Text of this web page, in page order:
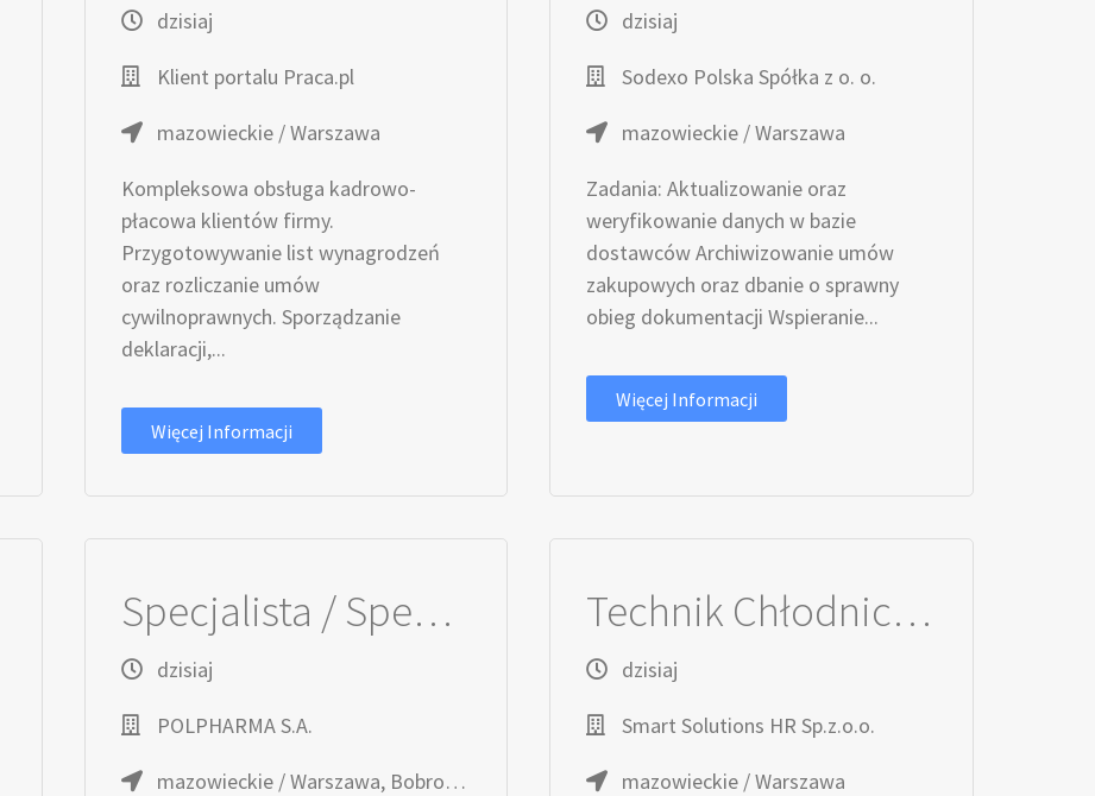
dzisiaj
Klient portalu Praca.pl
mazowieckie / Warszawa
Kompleksowa obsługa kadrowo-
płacowa klientów firmy.
Przygotowywanie list wynagrodzeń
oraz rozliczanie umów
cywilnoprawnych. Sporządzanie
deklaracji,...
Więcej Informacji
dzisiaj
Sodexo Polska Spółka z o. o.
mazowieckie / Warszawa
Zadania: Aktualizowanie oraz
weryfikowanie danych w bazie
dostawców Archiwizowanie umów
zakupowych oraz dbanie o sprawny
obieg dokumentacji Wspieranie...
Więcej Informacji
Specjalista / Specjalistka ds. Rejestracji Leków
dzisiaj
POLPHARMA S.A.
mazowieckie / Warszawa, Bobrowiecka
Technik Chłodnictwa
dzisiaj
Smart Solutions HR Sp.z.o.o.
mazowieckie / Warszawa